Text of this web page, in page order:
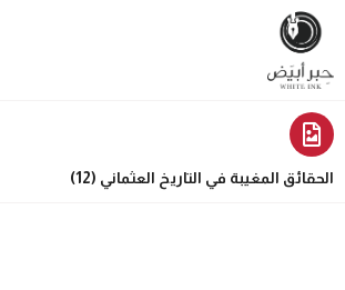
الحقائق المغيبة في التاريخ العثماني (12)